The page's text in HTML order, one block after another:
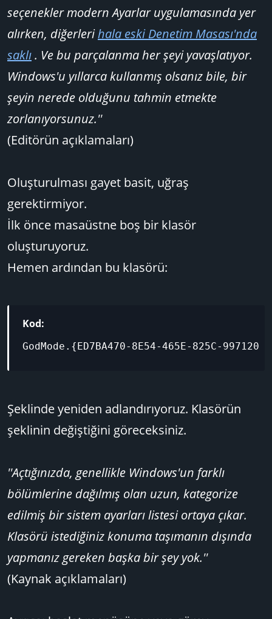
seçenekler modern Ayarlar uygulamasında yer
alırken, diğerlerihala eski Denetim Masası'nda
saklı. Ve bu parçalanma her şeyi yavaşlatıyor.
Windows'u yıllarca kullanmış olsanız bile, bir
şeyin nerede olduğunu tahmin etmekte
zorlanıyorsunuz.''
(Editörün açıklamaları)
Oluşturulması gayet basit, uğraş
gerektirmiyor.
İlk önce masaüstne boş bir klasör
oluşturuyoruz.
Hemen ardından bu klasörü:
Kod:
GodMode.{ED7BA470-8E54-465E-825C-
Şeklinde yeniden adlandırıyoruz. Klasörün
şeklinin değiştiğini göreceksiniz.
''Açtığınızda, genellikle Windows'un farklı
bölümlerine dağılmış olan uzun, kategorize
edilmiş bir sistem ayarları listesi ortaya çıkar.
Klasörü istediğiniz konuma taşımanın dışında
yapmanız gereken başka bir şey yok.''
(Kaynak açıklamaları)